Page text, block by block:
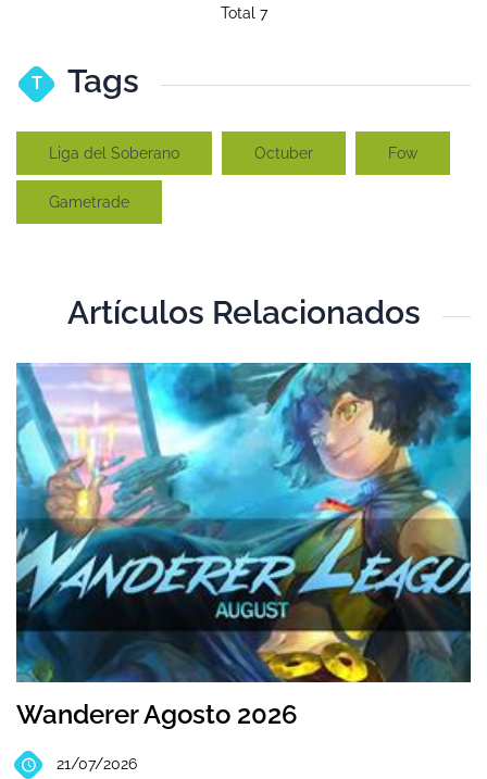
Total 7
T Tags
Liga del Soberano Octuber Fow
Gametrade
Artículos Relacionados
Wanderer Agosto 2026
21/07/2026